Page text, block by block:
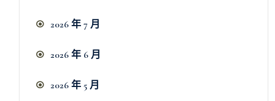
2026 年 7 月
2026 年 6 月
2026 年 5 月